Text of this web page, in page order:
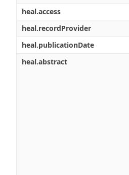
heal.access
heal.recordProvider
heal.publicationDate
heal.abstract